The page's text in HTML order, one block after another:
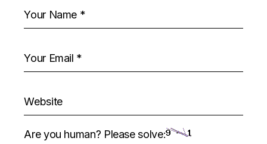
Are you human? Please solve: